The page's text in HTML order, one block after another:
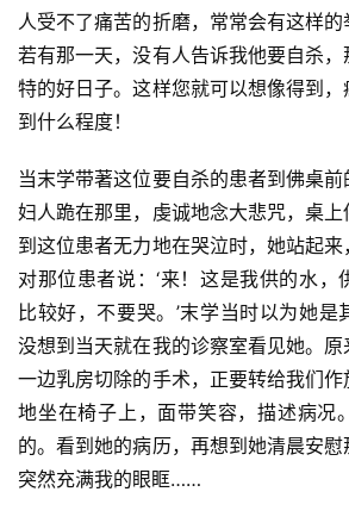
人受不了痛苦的折磨，常常会有这样的
若有那一天，没有人告诉我他要自杀
特的好日子。这样您就可以想像得到
到什么程度！
当末学带著这位要自杀的患者到佛桌
妇人跪在那里，虔诚地念大悲咒，桌
到这位患者无力地在哭泣时，她站起
对那位患者说：‘来！这是我供的水，
比较好，不要哭。’末学当时以为她是
没想到当天就在我的诊察室看见她。
一边乳房切除的手术，正要转给我们
地坐在椅子上，面带笑容，描述病况
的。看到她的病历，再想到她清晨安
突然充满我的眼眶……